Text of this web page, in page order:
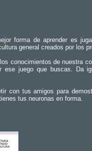
forma de aprender es
general creados por los
conocimientos de nuestra
ese juego que buscas. Da
con tus amigos para
tus neuronas en forma.